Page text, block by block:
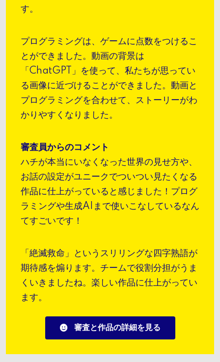
す。
プログラミングは、ゲームに点数をつけるこ
とができました。動画の背景は
「ChatGPT」を使って、私たちが思ってい
る画像に近づけることができました。動画と
プログラミングを合わせて、ストーリーがわ
かりやすくなりました。
審査員からのコメント
ハチが本当にいなくなった世界の見せ方や、
お話の設定がユニークでついつい見たくなる
作品に仕上がっていると感じました！プログ
ラミングや生成AIまで使いこなしているなん
てすごいです！
「絶滅救命」というスリリングな四字熟語が
期待感を煽ります。チームで役割分担がうま
くいきましたね。楽しい作品に仕上がってい
ます。
審査と作品の詳細を見る